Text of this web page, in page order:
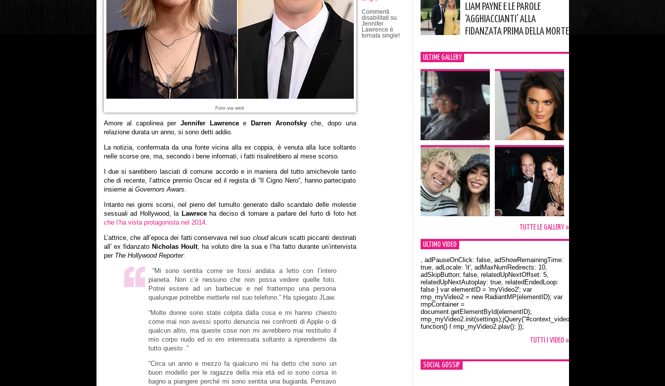
Foto via web
Amore al capolinea perJennifer Lawrencee Darren Aronofskyche, dopo una
relazione durata un anno, si sono detti addio.
La notizia, confermata da una fonte vicina alla ex coppia, è venuta alla luce soltanto
nelle scorse ore, ma, secondo i bene informati, i fatti risalirebbero al mese scorso.
I due si sarebbero lasciati di comune accordo e in maniera del tutto amichevole tanto
che di recente, l’attrice premio Oscar ed il regista di “Il Cigno Nero”, hanno partecipato
insieme ai Governors Awars.
Intanto nei giorni scorsi, nel pieno del tumulto generato dallo scandalo delle molestie
sessuali ad Hollywood, laLawreceha deciso di tornare a parlare del furto di foto hot
che l’ha vista protagonista nel 2014.
L’attrice, che all’epoca dei fatti conservava nel suo cloudalcuni scatti piccanti destinati
all’ ex fidanzato Nicholas Hoult, ha voluto dire la sua e l’ha fatto durante un’intervista
per The Hollywood Reporter:
“Mi sono sentita come se fossi andata a letto con l’intero
pianeta. Non c’è nessuno che non possa vedere quelle foto.
Potrei essere ad un barbecue e nel frattempo una persona
qualunque potrebbe metterle nel suo telefono.” Ha spiegato JLaw.
“Molte donne sono state colpita dalla cosa e mi hanno chiesto
come mai non avessi sporto denuncia nei confronti di Apple o di
qualcun altro, ma queste cose non mi avrebbero mai restituito il
mio corpo nudo ed io ero interessata soltanto a riprendermi da
tutto questo .”
“Circa un anno e mezzo fa qualcuno mi ha detto che sono un
buon modello per le ragazze della mia età ed io sono corsa in
bagno a piangere perché mi sono sentita una bugiarda. Pensavo
Commenti
disabilitati su
Jennifer
Lawrence è
tornata single!
LIAM PAYNE E LE PAROLE
‘AGGHIACCIANTI’ ALLA
FIDANZATA PRIMA DELLA MORTE
ULTIME GALLERY
TUTTE LE GALLERY »
ULTIMO VIDEO
Orlando Bloom e la t-shirt dedicata a Flynn
, adPauseOnClick: false, adShowRemainingTime:
true, adLocale: 'it', adMaxNumRedirects: 10,
adSkipButton: false, relatedUpNextOffset: 5,
relatedUpNextAutoplay: true, relatedEndedLoop:
false } var elementID = 'myVideo2'; var
rmp_myVideo2 = new RadiantMP(elementID); var
rmpContainer =
document.getElementById(elementID);
rmp_myVideo2.init(settings);jQuery("#context_video2").one("mouseover",
function() { rmp_myVideo2.play(); });
TUTTI I VIDEO »
SOCIAL GOSSIP